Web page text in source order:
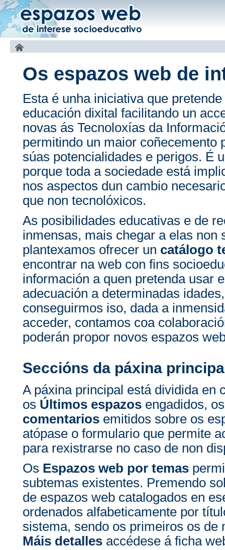
Os espazos web de
Esta é unha iniciativa que
educación dixital facilitando un
novas ás Tecnoloxías da
permitindo un maior coñecemento
súas potencialidades e perigos. É
porque toda a sociedade está
nos aspectos dun cambio
que non tecnolóxicos.
As posibilidades educativas e de
inmensas, mais chegar a elas non
plantexamos ofrecer un catálogo
encontrar na web con fins
información a quen pretenda usar
adecuación a determinadas
conseguirmos iso, dada a
acceder, contamos coa
poderán propor novos espazos
Seccións da páxina
A páxina principal está dividida en
os Últimos espazos engadidos,
comentarios emitidos sobre os
atópase o formulario que permite
para rexistrarse no caso de non
Os Espazos web por temas
subtemas existentes. Premendo
de espazos web catalogados en
ordenados alfabeticamente por
sistema, sendo os primeiros os de
Máis detalles accédese á ficha